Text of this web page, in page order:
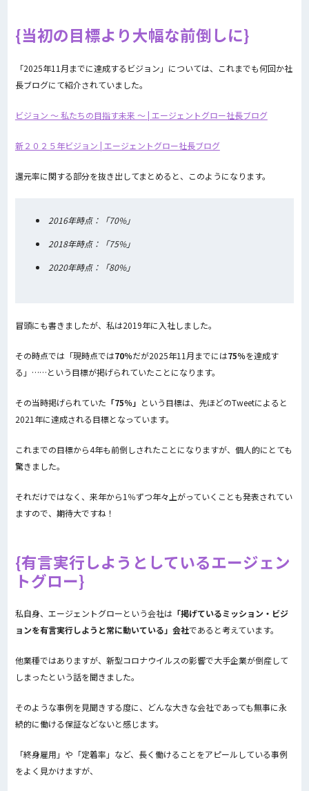
当初の目標より大幅な前倒しに
「2025年11月までに達成するビジョン」については、これまでも何回か社
長ブログにて紹介されていました。
ビジョン 〜 私たちの目指す未来 〜 | エージェントグロー社長ブログ
新２０２５年ビジョン | エージェントグロー社長ブログ
還元率に関する部分を抜き出してまとめると、このようになります。
2016年時点：「70%」
2018年時点：「75%」
2020年時点：「80%」
冒頭にも書きましたが、私は2019年に入社しました。
その時点では「現時点では70％だが2025年11月までには75％を達成す
る」……という目標が掲げられていたことになります。
その当時掲げられていた 「75％」 という目標は、先ほどのTweetによると
2021年に達成される目標となっています。
これまでの目標から4年も前倒しされたことになりますが、個人的にとても
驚きました。
それだけではなく、来年から1％ずつ年々上がっていくことも発表されてい
ますので、期待大ですね！
有言実行しようとしているエージェン
トグロー
私自身、エージェントグローという会社は「掲げているミッション・ビジ
ョンを有言実行しようと常に動いている」会社であると考えています。
他業種ではありますが、新型コロナウイルスの影響で大手企業が倒産して
しまったという話を聞きました。
そのような事例を見聞きする度に、どんな大きな会社であっても無事に永
続的に働ける保証などないと感じます。
「終身雇用」や「定着率」など、長く働けることをアピールしている事例
をよく見かけますが、